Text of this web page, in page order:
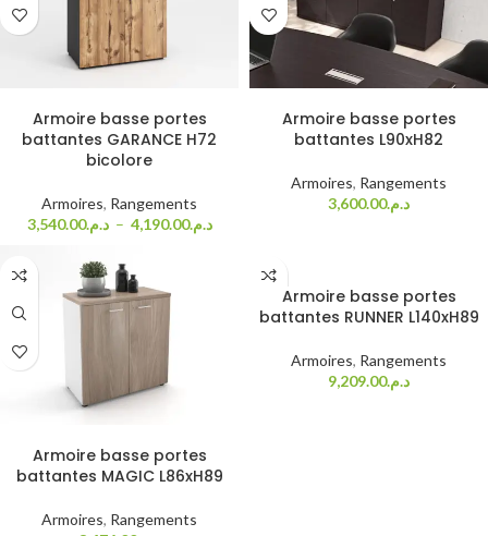
Armoire basse portes
battantes GARANCE H72
bicolore
Armoires, Rangements
د.م.3,540.00 – د.م.4,190.00
Armoire basse portes
battantes L90xH82
Armoires, Rangements
د.م.3,600.00
Armoire basse portes
battantes MAGIC L86xH89
Armoires, Rangements
Armoire basse portes
battantes RUNNER L140xH89
Armoires, Rangements
د.م.9,209.00